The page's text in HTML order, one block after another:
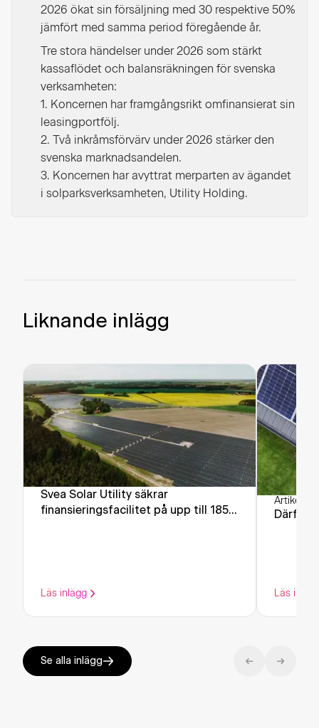
2026 ökat sin försäljning med 30 respektive 50%
jämfört med samma period föregående år.
Tre stora händelser under 2026 som stärkt
kassaflödet och balansräkningen för svenska
verksamheten:
1. Koncernen har framgångsrikt omfinansierat sin
leasingportfölj.
2. Två inkråmsförvärv under 2026 stärker den
svenska marknadsandelen.
3. Koncernen har avyttrat merparten av ägandet
i solparksverksamheten, Utility Holding.
Liknande inlägg
Svea Solar Utility säkrar
finansieringsfacilitet på upp till 185
Läs inlägg
Artikel
Därför
Läs
Se alla inlägg